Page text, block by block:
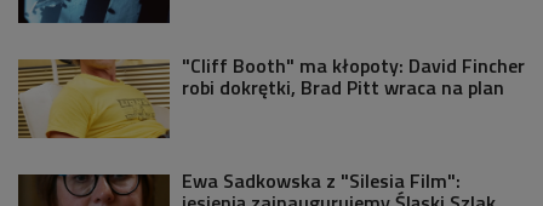
"Cliff Booth" ma kłopoty: David Fincher
robi dokrętki, Brad Pitt wraca na plan
Ewa Sadkowska z "Silesia Film":